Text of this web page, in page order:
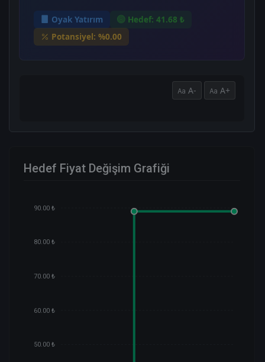
Oyak Yatırım
Hedef: 41.68 ₺
Potansiyel: %0.00
A- A+
Hedef Fiyat Değişim Grafiği
90.00 ₺
80.00 ₺
70.00 ₺
60.00 ₺
50.00 ₺